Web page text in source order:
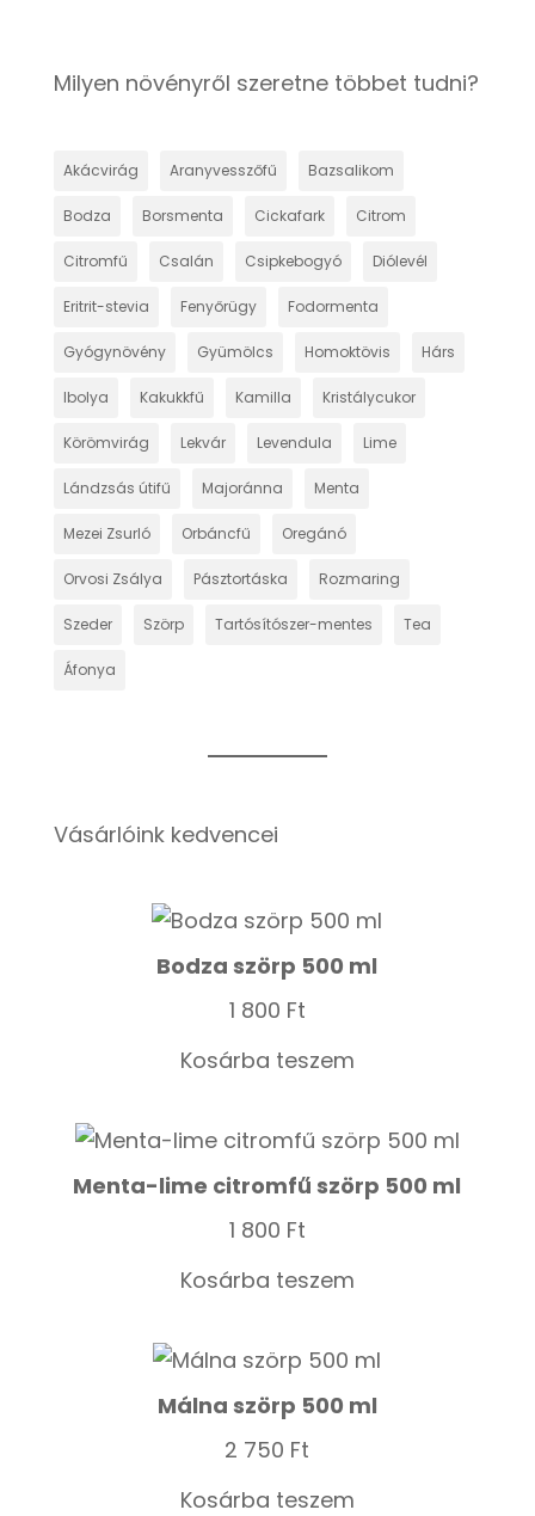
Milyen növényről szeretne többet tudni?
Akácvirág Aranyvesszőfű Bazsalikom
Bodza Borsmenta Cickafark Citrom
Citromfű Csalán Csipkebogyó Diólevél
Eritrit-stevia Fenyőrügy Fodormenta
Gyógynövény Gyümölcs Homoktövis Hárs
Ibolya Kakukkfű Kamilla Kristálycukor
Körömvirág Lekvár Levendula Lime
Lándzsás útifű Majoránna Menta
Mezei Zsurló Orbáncfű Oregánó
Orvosi Zsálya Pásztortáska Rozmaring
Szeder Szörp Tartósítószer-mentes Tea
Áfonya
Vásárlóink kedvencei
Bodza szörp 500 ml
1 800 Ft
Kosárba teszem
Menta-lime citromfű szörp 500 ml
1 800 Ft
Kosárba teszem
Málna szörp 500 ml
2 750 Ft
Kosárba teszem